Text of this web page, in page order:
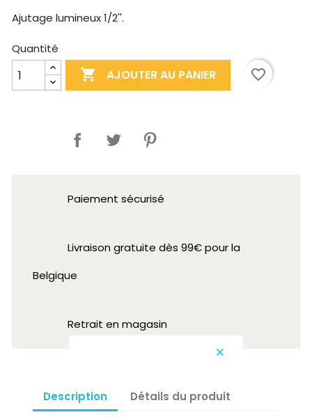
Ajutage lumineux 1/2''.
Quantité
 AJOUTER AU PANIER favorite_border
Paiement sécurisé
Livraison gratuite dès 99€ pour la
Belgique
Retrait en magasin
Description Détails du produit